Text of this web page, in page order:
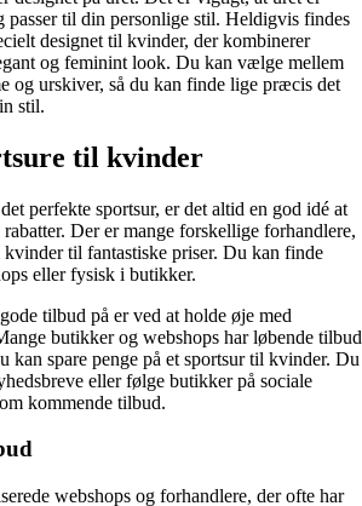
passer til din personlige stil. Heldigvis findes
designet til kvinder, der kombinerer
og feminint look. Du kan vælge mellem
og urskiver, så du kan finde lige præcis det
stil.
til kvinder
perfekte sportsur, er det altid en god idé at
Der er mange forskellige forhandlere,
til fantastiske priser. Du kan finde
eller fysisk i butikker.
tilbud på er ved at holde øje med
butikker og webshops har løbende tilbud
kan spare penge på et sportsur til kvinder. Du
eller følge butikker på sociale
kommende tilbud.
webshops og forhandlere, der ofte har